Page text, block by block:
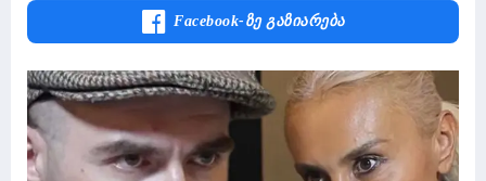
Facebook-Ზე Გაზიარება